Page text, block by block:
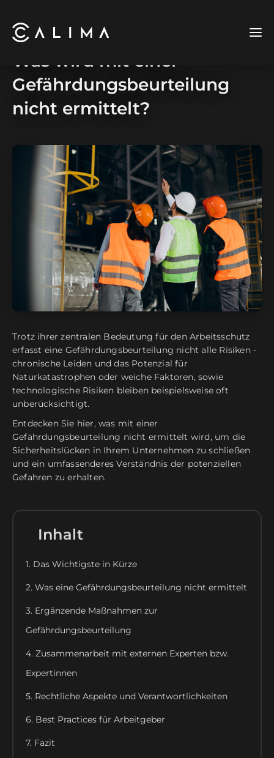
Was wird mit einer
Gefährdungsbeurteilung
nicht ermittelt?
Trotz ihrer zentralen Bedeutung für den Arbeitsschutz
erfasst eine Gefährdungsbeurteilung nicht alle Risiken -
chronische Leiden und das Potenzial für
Naturkatastrophen oder weiche Faktoren, sowie
technologische Risiken bleiben beispielsweise oft
unberücksichtigt.
Entdecken Sie hier, was mit einer
Gefährdungsbeurteilung nicht ermittelt wird, um die
Sicherheitslücken in Ihrem Unternehmen zu schließen
und ein umfassenderes Verständnis der potenziellen
Gefahren zu erhalten.
Inhalt
1. Das Wichtigste in Kürze
2. Was eine Gefährdungsbeurteilung nicht ermittelt
3. Ergänzende Maßnahmen zur
Gefährdungsbeurteilung
4. Zusammenarbeit mit externen Experten bzw.
Expertinnen
5. Rechtliche Aspekte und Verantwortlichkeiten
6. Best Practices für Arbeitgeber
7. Fazit